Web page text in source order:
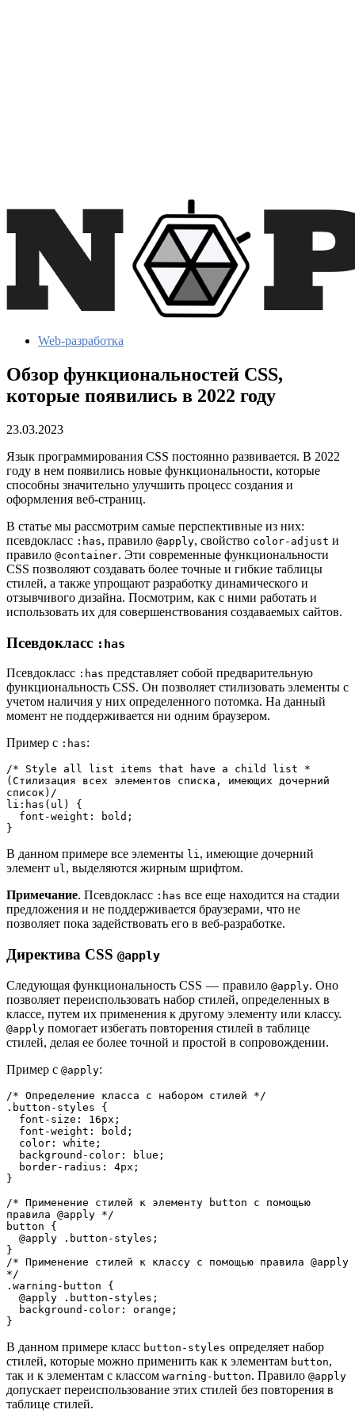
Web-разработка
Обзор функциональностей CSS,
которые появились в 2022 году
23.03.2023
Язык программирования CSS постоянно развивается. В 2022
году в нем появились новые функциональности, которые
способны значительно улучшить процесс создания и
оформления веб-страниц.
В статье мы рассмотрим самые перспективные из них:
псевдокласс :has, правило @apply, свойство color-adjust и
правило @container. Эти современные функциональности
CSS позволяют создавать более точные и гибкие таблицы
стилей, а также упрощают разработку динамического и
отзывчивого дизайна. Посмотрим, как с ними работать и
использовать их для совершенствования создаваемых сайтов.
Псевдокласс :has
Псевдокласс :has представляет собой предварительную
функциональность CSS. Он позволяет стилизовать элементы с
учетом наличия у них определенного потомка. На данный
момент не поддерживается ни одним браузером.
Пример с :has:
/* Style all list items that have a child list *
(Стилизация всех элементов списка, имеющих дочерний
список)/
li:has(ul) {
  font-weight: bold;
}
В данном примере все элементы li, имеющие дочерний
элемент ul, выделяются жирным шрифтом.
Примечание. Псевдокласс :has все еще находится на стадии
предложения и не поддерживается браузерами, что не
позволяет пока задействовать его в веб-разработке.
Директива CSS @apply
Следующая функциональность CSS — правило @apply. Оно
позволяет переиспользовать набор стилей, определенных в
классе, путем их применения к другому элементу или классу.
@apply помогает избегать повторения стилей в таблице
стилей, делая ее более точной и простой в сопровождении.
Пример с @apply:
/* Определение класса с набором стилей */
.button-styles {
  font-size: 16px;
  font-weight: bold;
  color: white;
  background-color: blue;
  border-radius: 4px;
}
/* Применение стилей к элементу button с помощью
правила @apply */
button {
  @apply .button-styles;
}
/* Применение стилей к классу с помощью правила @apply
*/
.warning-button {
  @apply .button-styles;
  background-color: orange;
}
В данном примере класс button-styles определяет набор
стилей, которые можно применить как к элементам button,
так и к элементам с классом warning-button. Правило @apply
допускает переиспользование этих стилей без повторения в
таблице стилей.